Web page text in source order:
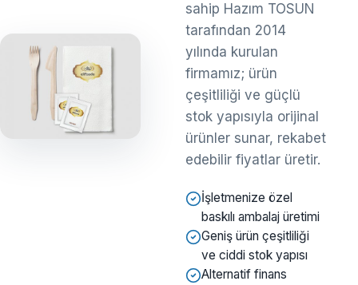
sahip Hazım TOSUN
tarafından 2014
yılında kurulan
firmamız; ürün
çeşitliliği ve güçlü
stok yapısıyla orijinal
ürünler sunar, rekabet
edebilir fiyatlar üretir.
İşletmenize özel
baskılı ambalaj üretimi
Geniş ürün çeşitliliği
ve ciddi stok yapısı
Alternatif finans